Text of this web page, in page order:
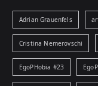
Adrian Grauenfels
Cristina Nemerovschi
EgoPHobia #23